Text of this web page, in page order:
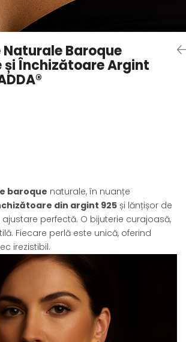
Naturale Baroque
și Închizătoare Argint
baroque naturale, în nuanțe
din argint 925 și lănțișor de
perfectă. O bijuterie curajoasă,
Fiecare perlă este unică, oferind
irezistibil.